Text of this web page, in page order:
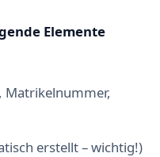
Elemente
Matrikelnummer,
erstellt – wichtig!)